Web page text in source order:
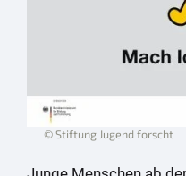
© Stiftung Jugend forscht